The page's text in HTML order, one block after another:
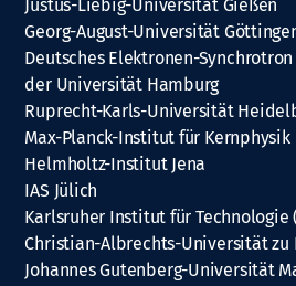
Justus-Liebig-Universität Gießen
Georg-August-Universität
Deutsches Elektronen-
der Universität Hamburg
Ruprecht-Karls-Universität
Max-Planck-Institut für
Helmholtz-Institut Jena
IAS Jülich
Karlsruher Institut für Technologie
Christian-Albrechts-Universität zu
Johannes Gutenberg-Universität